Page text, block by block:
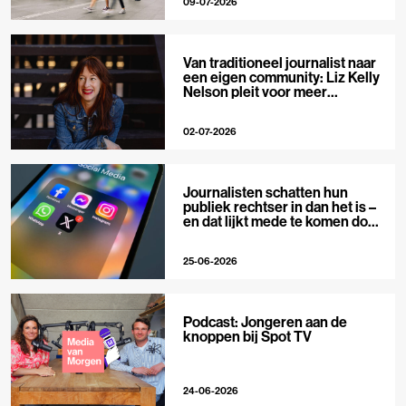
Van traditioneel journalist naar
een eigen community: Liz Kelly
Nelson pleit voor meer
02-07-2026
Journalisten schatten hun
publiek rechtser in dan het is –
en dat lijkt mede te komen door
25-06-2026
Podcast: Jongeren aan de
knoppen bij Spot TV
24-06-2026